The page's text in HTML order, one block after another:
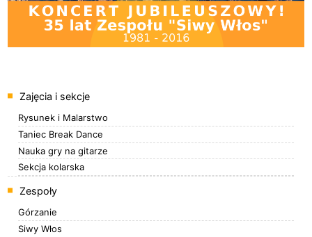
Menu
Zajęcia i sekcje
Rysunek i Malarstwo
Taniec Break Dance
Nauka gry na gitarze
Sekcja kolarska
Zespoły
Górzanie
Siwy Włos